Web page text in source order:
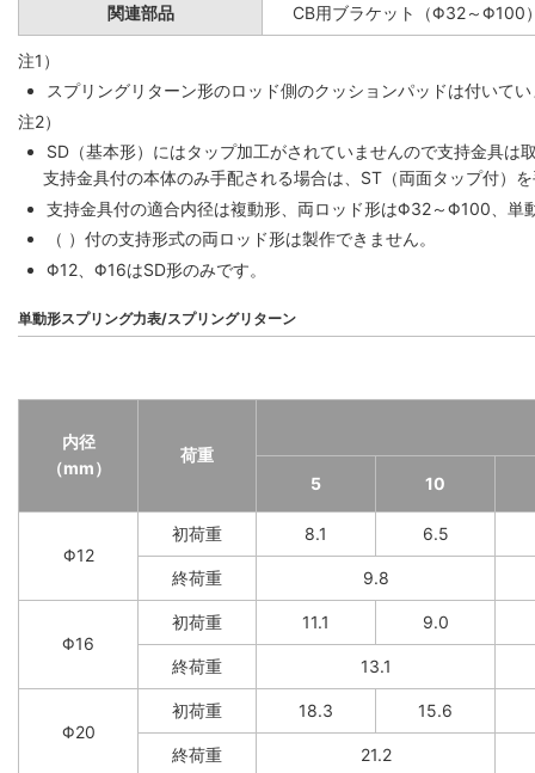
関連部品 CB用ブラケット（Φ32～Φ100
注1）
スプリングリターン形のロッド側のクッションパッドは付い
注2）
SD（基本形）にはタップ加工がされていませんので支持金具は
支持金具付の本体のみ手配される場合は、ST（両面タップ付）
支持金具付の適合内径は複動形、両ロッド形はΦ32～Φ100、
（ ）付の支持形式の両ロッド形は製作できません。
Φ12、Φ16はSD形のみです。
単動形スプリング力表/スプリングリターン
内径
（mm）
荷重
5
10
Φ12
初荷重 8.1 6.5
終荷重 9.8
Φ16
初荷重 11.1 9.0
終荷重 13.1
Φ20
初荷重 18.3 15.6
終荷重 21.2